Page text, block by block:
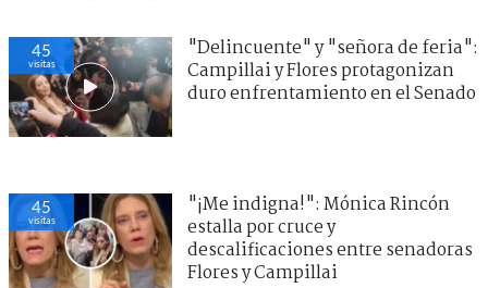
45
visitas
"Delincuente" y "señora de feria":
Campillai y Flores protagonizan
duro enfrentamiento en el Senado
45
visitas
"¡Me indigna!": Mónica Rincón
estalla por cruce y
descalificaciones entre senadoras
Flores y Campillai